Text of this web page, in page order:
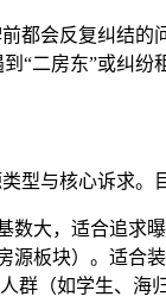
都会反复纠结
“二房东”或纠纷
型与核心诉求。
数大，适合追求
源板块）。适合
群（如学生、海